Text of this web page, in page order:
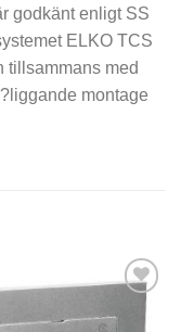
godkänt enligt SS
ELKO TCS
tillsammans med
montage